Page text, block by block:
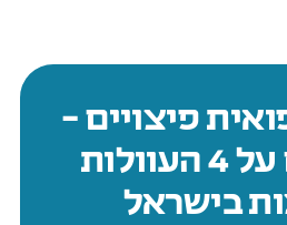
פיצויים –
הפיצויים על 4 העוולות
בישראל